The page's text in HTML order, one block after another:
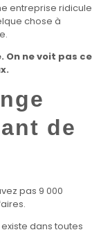
entreprise ridicule
chose à
On ne voit pas ce
de
pas 9 000
dans toutes